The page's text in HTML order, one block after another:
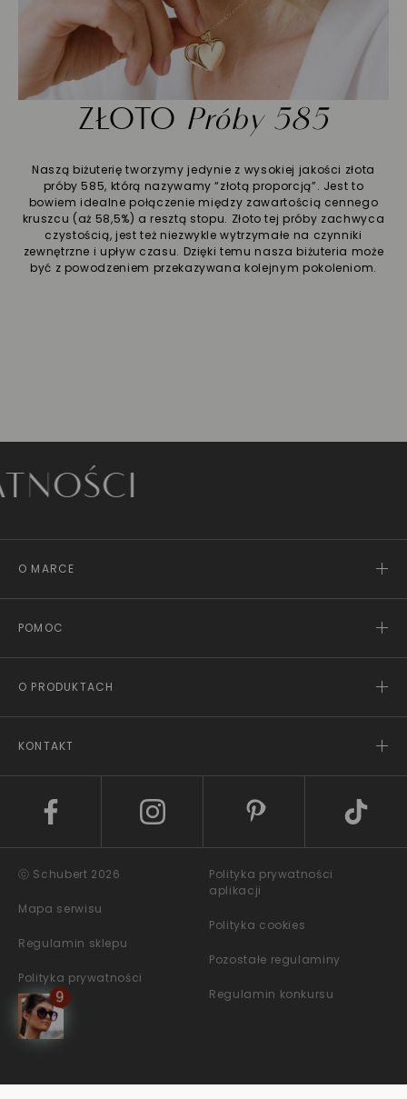
ZŁOTO Próby 585
Naszą biżuterię tworzymy jedynie z wysokiej jakości złota
próby 585, którą nazywamy “złotą proporcją”. Jest to
bowiem idealne połączenie między zawartością cennego
kruszcu (aż 58,5%) a resztą stopu. Złoto tej próby zachwyca
czystością, jest też niezwykle wytrzymałe na czynniki
zewnętrzne i upływ czasu. Dzięki temu nasza biżuteria może
być z powodzeniem przekazywana kolejnym pokoleniom.
O MARCE
POMOC
O PRODUKTACH
KONTAKT
ⓒ Schubert 2026
Mapa serwisu
Regulamin sklepu
Polityka prywatności
Polityka prywatności
aplikacji
Polityka cookies
Pozostałe regulaminy
Regulamin konkursu